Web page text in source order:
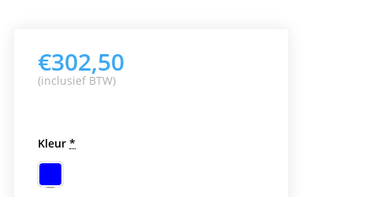
€302,50
(inclusief BTW)
Kleur *